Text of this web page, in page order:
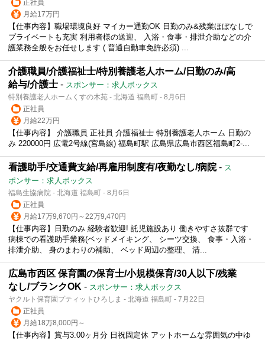
正社員
月給17万円
【仕事内容】職場環境良好 マイカー通勤OK 日勤のみ&残業ほぼなしで
プライベートも充実 利用者様の送迎、 入浴・食事・排泄介助などの介
護業務全般をお任せします ( 普通自動車免許必須) ...
介護職員/介護福祉士/特別養護老人ホーム/日勤のみ/高
給与/介護士 - スポンサー：求人ボックス
特別養護老人ホームくすの木苑 - 北海道 福島町 - 8月6日
正社員
月給22万円
【仕事内容】 介護職員 正社員 介護福祉士 特別養護老人ホーム 日勤の
み 220000円 広電2号線(宮島線) 福島町駅 広島県広島市西区福島町2-...
看護助手/交通費支給/再雇用制度有/夜勤なし/病院- ス
ポンサー：求人ボックス
福島生協病院 - 北海道 福島町 - 8月6日
正社員
月給17万9,670円～22万9,470円
【仕事内容】日勤のみ 経験者歓迎! 託児施設あり 働きやすさ抜群です
病棟での看護助手業務(ベッドメイキング、 シーツ交換、 食事・入浴・
排泄介助、 身のまわりの補助、 ベッド周辺の整理、 清...
広島市西区 保育園の保育士/小規模保育/30人以下/残業
なし/ブランクOK - スポンサー：求人ボックス
ヤクルト保育園プティットひろしま - 北海道 福島町 - 7月22日
正社員
月給18万8,000円～
【仕事内容】賞与3.00ヶ月分 日祝固定休 アットホームな雰囲気の中ゆ